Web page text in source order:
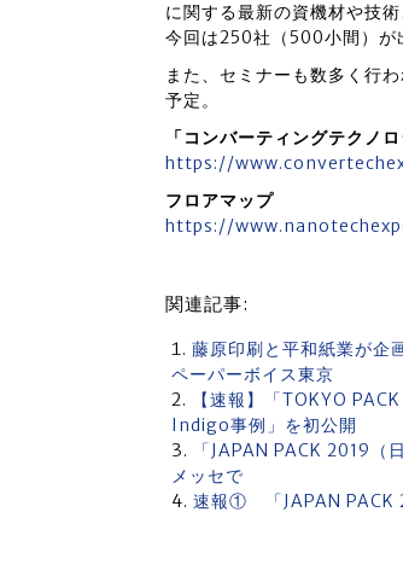
に関する最新の資機材や技
今回は250社（500小間）が
また、セミナーも数多く行
予定。
「コンバーティングテクノ
https://
フロアマップ
https://
関連記事:
藤原印刷と平和紙業が
ペーパーボイス東京
【速報】「TOKYO
Indigo事例」を初公開
「JAPAN PACK 2019
メッセで
速報① 「JAPAN PACK